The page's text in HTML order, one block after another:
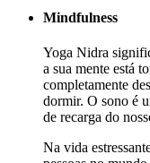
Mindfulness
Yoga Nidra
a sua mente está
completamente
dormir. O sono é
de recarga do
Na vida